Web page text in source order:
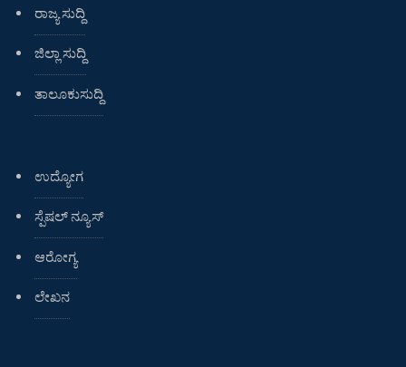
ರಾಜ್ಯ ಸುದ್ದಿ
ಜಿಲ್ಲಾ ಸುದ್ದಿ
ತಾಲೂಕುಸುದ್ದಿ
ಉದ್ಯೋಗ
ಸ್ಪೆಷಲ್ ನ್ಯೂಸ್
ಆರೋಗ್ಯ
ಲೇಖನ